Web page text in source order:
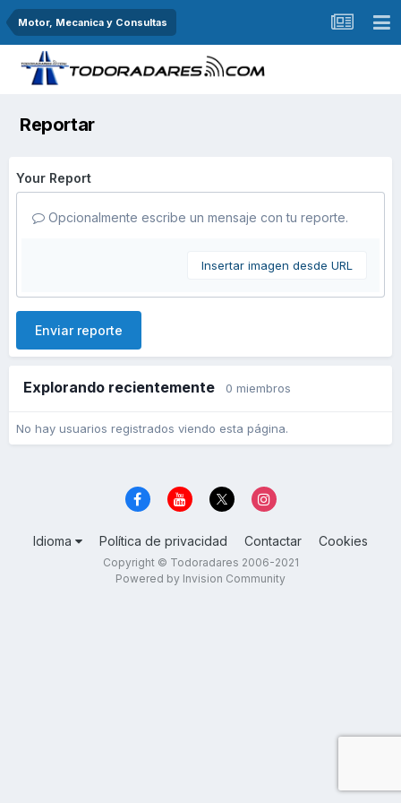
Motor, Mecanica y Consultas
Reportar
Your Report
Opcionalmente escribe un mensaje con tu reporte.
Insertar imagen desde URL
Enviar reporte
Explorando recientemente 0 miembros
No hay usuarios registrados viendo esta página.
Idioma Política de privacidad Contactar Cookies
Copyright © Todoradares 2006-2021
Powered by Invision Community